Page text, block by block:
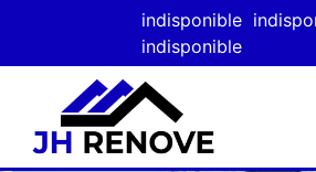
indisponible
indisponible